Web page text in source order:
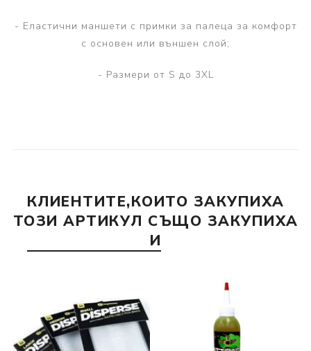
- Еластични маншети с примки за палеца за комфорт
с основен или външен слой;
- Размери от S до 3XL
КЛИЕНТИТЕ,КОИТО ЗАКУПИХА
ТОЗИ АРТИКУЛ СЪЩО ЗАКУПИХА
И